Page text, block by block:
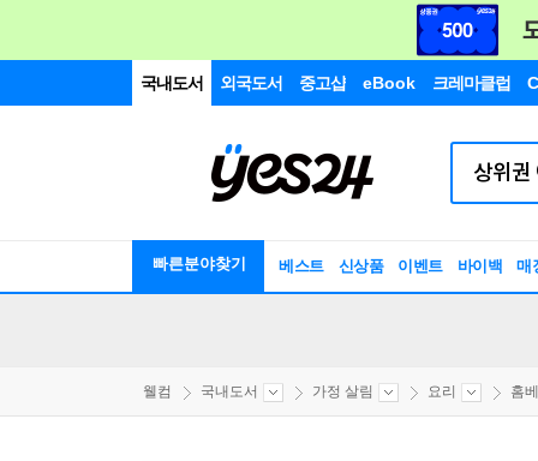
국내도서 외국도서 중고샵 eBook 크레마클럽
빠른분야찾기 베스트 신상품 이벤트 바이백 매
웰컴 국내도서 가정 살림 요리 홈